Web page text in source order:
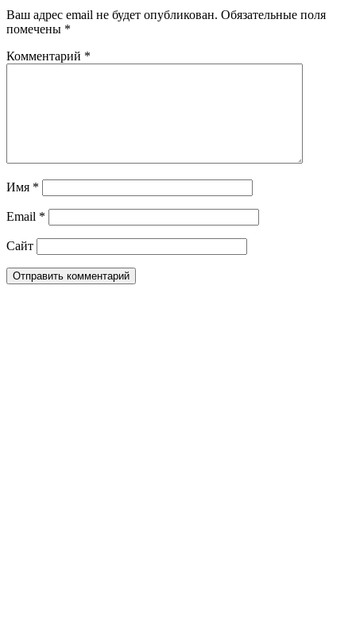
Ваш адрес email не будет опубликован. Обязательные поля
помечены *
Комментарий *
Имя *
Email *
Сайт